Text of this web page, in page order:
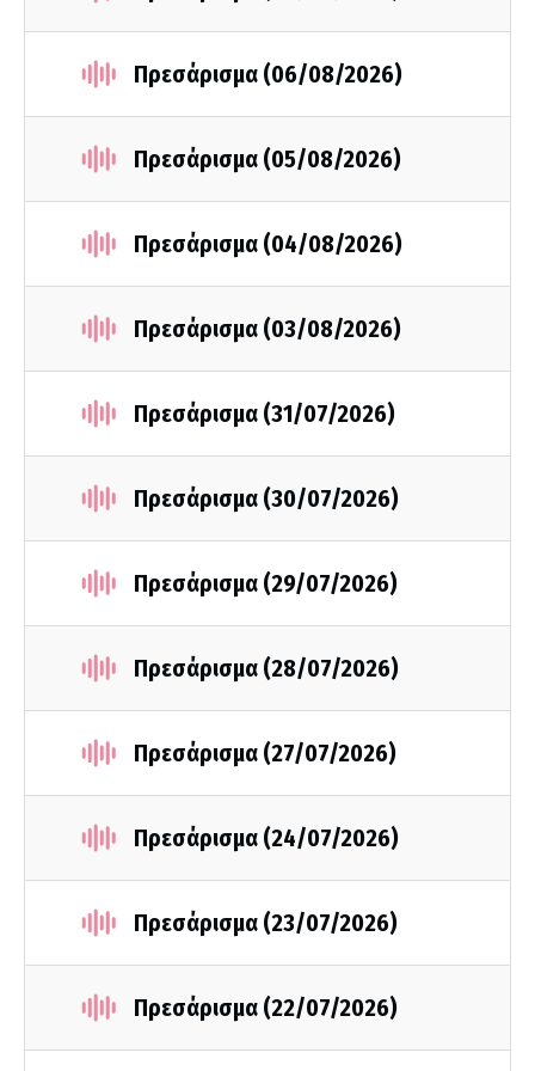
Πρεσάρισμα (06/08/2026)
Πρεσάρισμα (05/08/2026)
Πρεσάρισμα (04/08/2026)
Πρεσάρισμα (03/08/2026)
Πρεσάρισμα (31/07/2026)
Πρεσάρισμα (30/07/2026)
Πρεσάρισμα (29/07/2026)
Πρεσάρισμα (28/07/2026)
Πρεσάρισμα (27/07/2026)
Πρεσάρισμα (24/07/2026)
Πρεσάρισμα (23/07/2026)
Πρεσάρισμα (22/07/2026)